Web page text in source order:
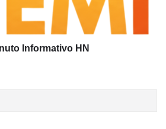
Informativo HN